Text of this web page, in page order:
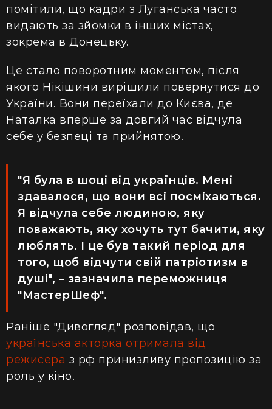
помітили, що кадри з Луганська часто
видають за зйомки в інших містах,
зокрема в Донецьку.
Це стало поворотним моментом, після
якого Нікішини вирішили повернутися до
України. Вони переїхали до Києва, де
Наталка вперше за довгий час відчула
себе у безпеці та прийнятою.
"Я була в шоці від українців. Мені
здавалося, що вони всі посміхаються.
Я відчула себе людиною, яку
поважають, яку хочуть тут бачити, яку
люблять. І це був такий період для
того, щоб відчути свій патріотизм в
душі", – зазначила переможниця
"МастерШеф".
Раніше "Дивогляд" розповідав, що
українська акторка отримала від
режисера з рф принизливу пропозицію за
роль у кіно.